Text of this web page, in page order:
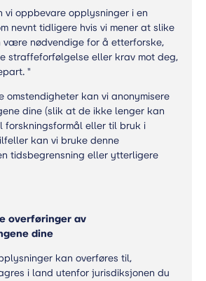
vi oppbevare opplysninger i en
nevnt tidligere hvis vi mener at slike
være nødvendige for å etterforske,
straffeforfølgelse eller krav mot deg,
"
omstendigheter kan vi anonymisere
dine (slik at de ikke lenger kan
forskningsformål eller til bruk i
kan vi bruke denne
tidsbegrensning eller ytterligere
overføringer av
dine
kan overføres til,
i land utenfor jurisdiksjonen du